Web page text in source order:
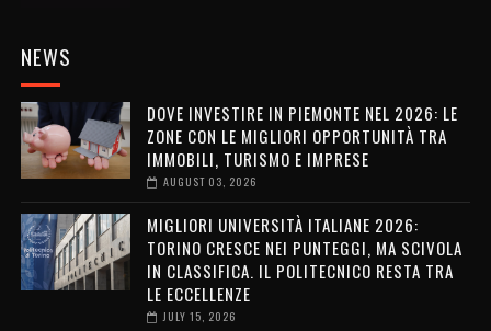
NEWS
DOVE INVESTIRE IN PIEMONTE NEL 2026: LE
ZONE CON LE MIGLIORI OPPORTUNITÀ TRA
IMMOBILI, TURISMO E IMPRESE
AUGUST 03, 2026
MIGLIORI UNIVERSITÀ ITALIANE 2026:
TORINO CRESCE NEI PUNTEGGI, MA SCIVOLA
IN CLASSIFICA. IL POLITECNICO RESTA TRA
LE ECCELLENZE
JULY 15, 2026